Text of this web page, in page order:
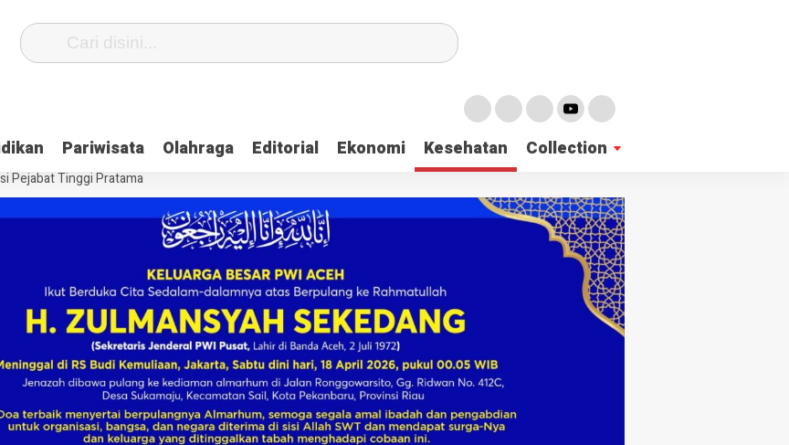
Pariwisata Olahraga Editorial Ekonomi Kesehatan Collection
Gaji
Ulama dan Pj Bupati Aceh Jaya Bahas Penguatan Kemandirian Dayah
Ini Kasusnya
Saat Proses Sortir, Panwaslih Aceh Jaya Temukan 137 Surat Suara Rusak
Pejabat Tinggi Pratama